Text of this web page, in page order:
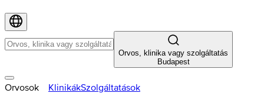
Orvos, klinika vagy szolgáltatás
Budapest
Orvosok KlinikákSzolgáltatások